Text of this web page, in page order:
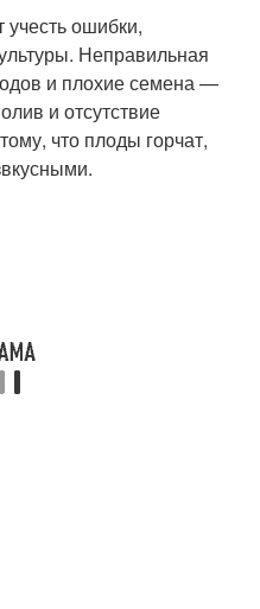
учесть ошибки,
Неправильная
и плохие семена —
и отсутствие
что плоды горчат,